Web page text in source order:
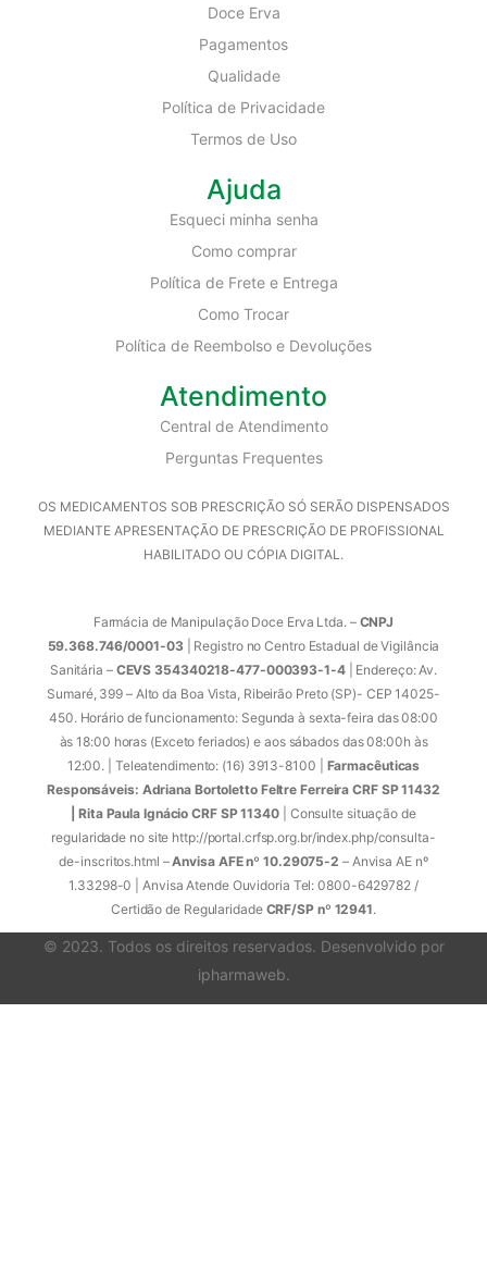
Doce Erva
Pagamentos
Qualidade
Política de Privacidade
Termos de Uso
Ajuda
Esqueci minha senha
Como comprar
Política de Frete e Entrega
Como Trocar
Política de Reembolso e Devoluções
Atendimento
Central de Atendimento
Perguntas Frequentes
OS MEDICAMENTOS SOB PRESCRIÇÃO SÓ SERÃO DISPENSADOS
MEDIANTE APRESENTAÇÃO DE PRESCRIÇÃO DE PROFISSIONAL
HABILITADO OU CÓPIA DIGITAL.
Farmácia de Manipulação Doce Erva Ltda. – CNPJ
59.368.746/0001-03| Registro no Centro Estadual de Vigilância
Sanitária –CEVS 354340218-477-000393-1-4| Endereço: Av.
Sumaré, 399 – Alto da Boa Vista, Ribeirão Preto (SP)- CEP 14025-
450. Horário de funcionamento: Segunda à sexta-feira das 08:00
às 18:00 horas (Exceto feriados) e aos sábados das 08:00h às
12:00. | Teleatendimento: (16) 3913-8100 | Farmacêuticas
Responsáveis: Adriana Bortoletto Feltre Ferreira CRF SP 11432
| Rita Paula Ignácio CRF SP 11340 | Consulte situação de
regularidade no site http://portal.crfsp.org.br/index.php/consulta-
de-inscritos.html –Anvisa AFE nº 10.29075-2 – Anvisa AE nº
1.33298-0 | Anvisa Atende Ouvidoria Tel: 0800-6429782 /
Certidão de Regularidade CRF/SP nº 12941.
© 2023. Todos os direitos reservados. Desenvolvido por
ipharmaweb.